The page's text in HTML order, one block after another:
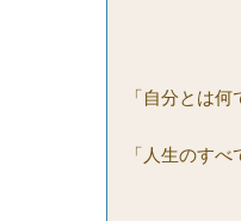
「自分とは
「人生のす